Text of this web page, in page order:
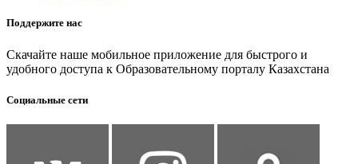
Поддержите нас
Скачайте наше мобильное приложение для быстрого и
удобного доступа к Образовательному порталу Казахстана
Социальные сети